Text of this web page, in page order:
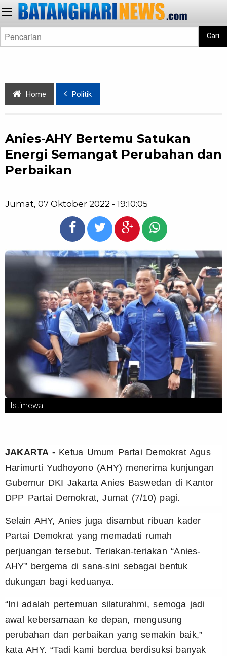
Cari
Home Politik
Anies-AHY Bertemu Satukan
Energi Semangat Perubahan dan
Perbaikan
Jumat, 07 Oktober 2022 - 19:10:05
Istimewa
JAKARTA - Ketua Umum Partai Demokrat Agus
Harimurti Yudhoyono (AHY) menerima kunjungan
Gubernur DKI Jakarta Anies Baswedan di Kantor
DPP Partai Demokrat, Jumat (7/10) pagi.
Selain AHY, Anies juga disambut ribuan kader
Partai Demokrat yang memadati rumah
perjuangan tersebut. Teriakan-teriakan “Anies-
AHY” bergema di sana-sini sebagai bentuk
dukungan bagi keduanya.
“Ini adalah pertemuan silaturahmi, semoga jadi
awal kebersamaan ke depan, mengusung
perubahan dan perbaikan yang semakin baik,”
kata AHY. “Tadi kami berdua berdisuksi banyak